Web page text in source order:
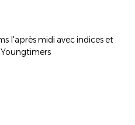
l'après midi avec indices et